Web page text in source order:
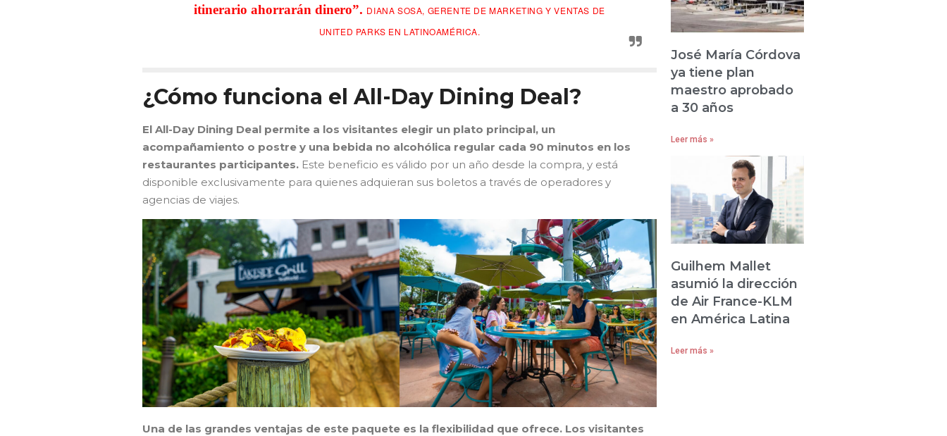
itinerario ahorrarán dinero”. DIANA SOSA, GERENTE DE MARKETING Y VENTAS DE
UNITED PARKS EN LATINOAMÉRICA.
¿Cómo funciona el All-Day Dining Deal?
El All-Day Dining Deal permite a los visitantes elegir un plato principal, un
acompañamiento o postre y una bebida no alcohólica regular cada 90 minutos en los
restaurantes participantes. Este beneficio es válido por un año desde la compra, y está
disponible exclusivamente para quienes adquieran sus boletos a través de operadores y
agencias de viajes.
Una de las grandes ventajas de este paquete es la flexibilidad que ofrece. Los visitantes
José María Córdova
ya tiene plan
maestro aprobado
a 30 años
Leer más »
Guilhem Mallet
asumió la dirección
de Air France-KLM
en América Latina
Leer más »